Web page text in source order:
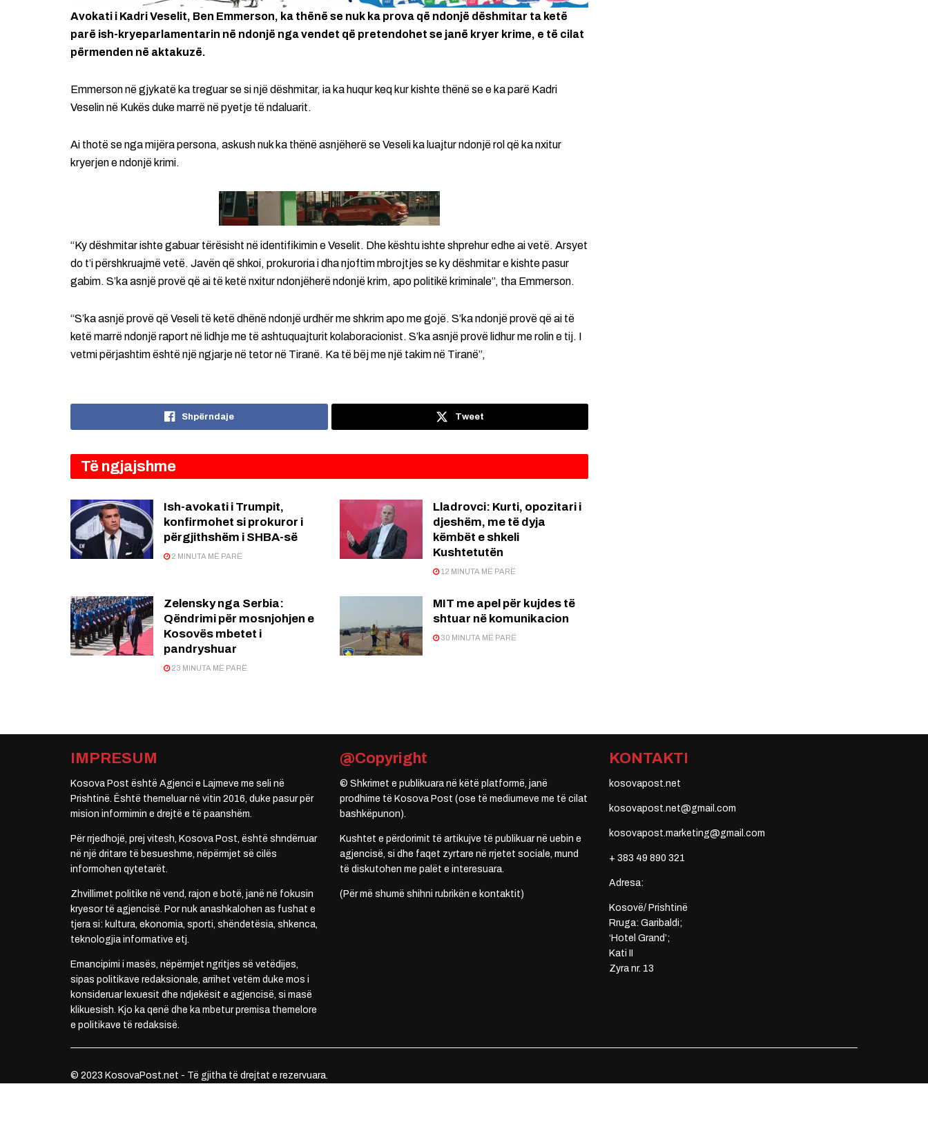
Avokati i Kadri Veselit, Ben Emmerson, ka thënë se nuk ka prova që ndonjë dëshmitar ta ketë
parë ish-kryeparlamentarin në ndonjë nga vendet që pretendohet se janë kryer krime, e të cilat
përmenden në aktakuzë.
Emmerson në gjykatë ka treguar se si një dëshmitar, ia ka huqur keq kur kishte thënë se e ka parë Kadri
Veselin në Kukës duke marrë në pyetje të ndaluarit.
Ai thotë se nga mijëra persona, askush nuk ka thënë asnjëherë se Veseli ka luajtur ndonjë rol që ka nxitur
kryerjen e ndonjë krimi.
“Ky dëshmitar ishte gabuar tërësisht në identifikimin e Veselit. Dhe kështu ishte shprehur edhe ai vetë. Arsyet
do t’i përshkruajmë vetë. Javën që shkoi, prokuroria i dha njoftim mbrojtjes se ky dëshmitar e kishte pasur
gabim. S’ka asnjë provë që ai të ketë nxitur ndonjëherë ndonjë krim, apo politikë kriminale”, tha Emmerson.
“S’ka asnjë provë që Veseli të ketë dhënë ndonjë urdhër me shkrim apo me gojë. S’ka ndonjë provë që ai të
ketë marrë ndonjë raport në lidhje me të ashtuquajturit kolaboracionist. S’ka asnjë provë lidhur me rolin e tij. I
vetmi përjashtim është një ngjarje në tetor në Tiranë. Ka të bëj me një takim në Tiranë”,
Shpërndaje Tweet
Të ngjajshme
Ish-avokati i Trumpit,
konfirmohet si prokuror i
përgjithshëm i SHBA-së
2 MINUTA MË PARË
Lladrovci: Kurti, opozitari i
djeshëm, me të dyja
këmbët e shkeli
Kushtetutën
12 MINUTA MË PARË
Zelensky nga Serbia:
Qëndrimi për mosnjohjen e
Kosovës mbetet i
pandryshuar
23 MINUTA MË PARË
MIT me apel për kujdes të
shtuar në komunikacion
30 MINUTA MË PARË
IMPRESUM
Kosova Post është Agjenci e Lajmeve me seli në
Prishtinë. Është themeluar në vitin 2016, duke pasur për
mision informimin e drejtë e të paanshëm.
Për rrjedhojë, prej vitesh, Kosova Post, është shndërruar
në një dritare të besueshme, nëpërmjet së cilës
informohen qytetarët.
Zhvillimet politike në vend, rajon e botë, janë në fokusin
kryesor të agjencisë. Por nuk anashkalohen as fushat e
tjera si: kultura, ekonomia, sporti, shëndetësia, shkenca,
teknologjia informative etj.
Emancipimi i masës, nëpërmjet ngritjes së vetëdijes,
sipas politikave redaksionale, arrihet vetëm duke mos i
konsideruar lexuesit dhe ndjekësit e agjencisë, si masë
klikuesish. Kjo ka qenë dhe ka mbetur premisa themelore
e politikave të redaksisë.
@Copyright
© Shkrimet e publikuara në këtë platformë, janë
prodhime të Kosova Post (ose të mediumeve me të cilat
bashkëpunon).
Kushtet e përdorimit të artikujve të publikuar në uebin e
agjencisë, si dhe faqet zyrtare në rrjetet sociale, mund
të diskutohen me palët e interesuara.
(Për më shumë shihni rubrikën e kontaktit)
KONTAKTI
kosovapost.net
kosovapost.net@gmail.com
kosovapost.marketing@gmail.com
+ 383 49 890 321
Adresa:
Kosovë/ Prishtinë
Rruga: Garibaldi;
‘Hotel Grand’;
Kati II
Zyra nr. 13
© 2023 KosovaPost.net - Të gjitha të drejtat e rezervuara.